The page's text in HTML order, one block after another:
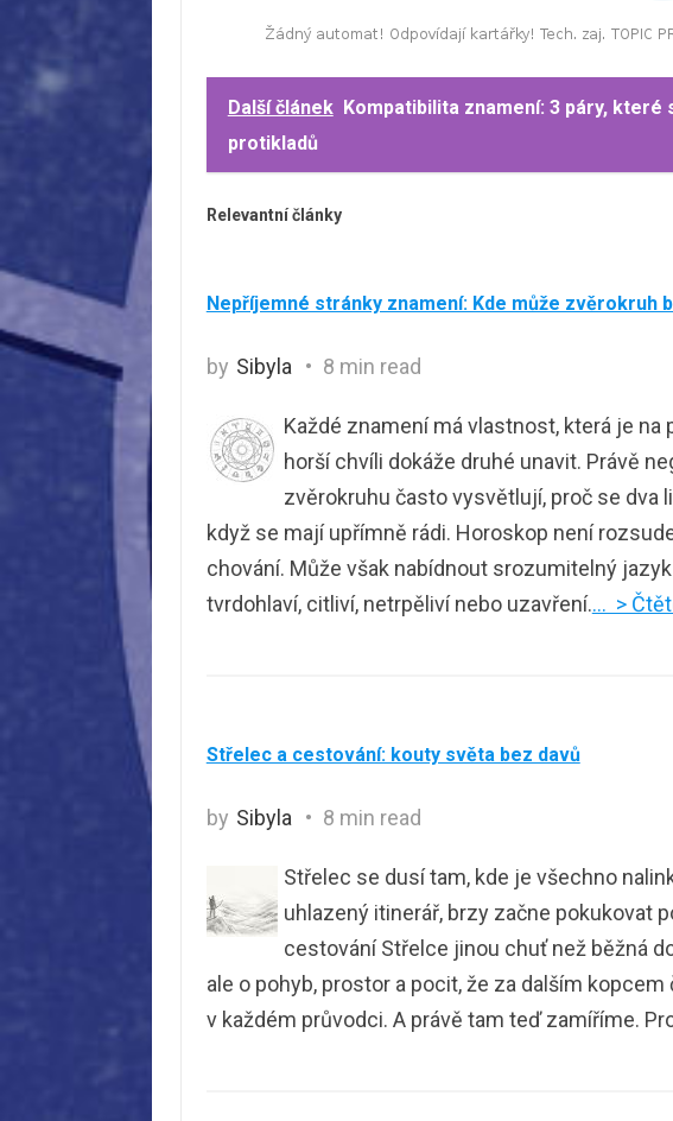
Další článek Kompatibilita znamení: 3 páry, které
protikladů
Relevantní články
Nepříjemné stránky znamení: Kde může zvěrokruh
by Sibyla 8 min read
Každé znamení má vlastnost, která je na
horší chvíli dokáže druhé unavit. Právě
zvěrokruhu často vysvětlují, proč se dva
když se mají upřímně rádi. Horoskop není
chování. Může však nabídnout srozumitelný
tvrdohlaví, citliví, netrpěliví nebo uzavření.… >
Střelec a cestování: kouty světa bez davů
by Sibyla 8 min read
Střelec se dusí tam, kde je všechno
uhlazený itinerář, brzy začne pokukovat
cestování Střelce jinou chuť než běžná
ale o pohyb, prostor a pocit, že za dalším
v každém průvodci. A právě tam teď zamíříme.